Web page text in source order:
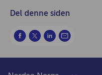
Del denne siden